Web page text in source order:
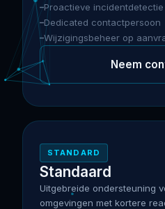
Proactieve incidentdetectie
Dedicated contactpersoon
Wijzigingsbeheer op
Neem
STANDARD
Standaard
Uitgebreide ondersteuning
omgevingen met kortere